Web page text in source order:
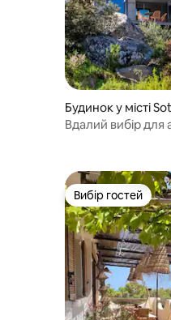
Будинок у місті
Вдалий вибір для
Вибір гостей
Вибір гостей